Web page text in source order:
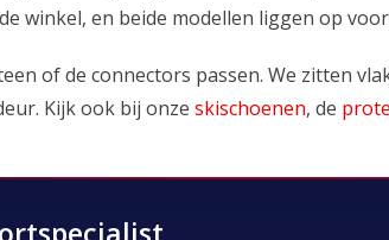
winkel, en beide modellen liggen op
of de connectors passen. We zitten
Kijk ook bij onze skischoenen, de